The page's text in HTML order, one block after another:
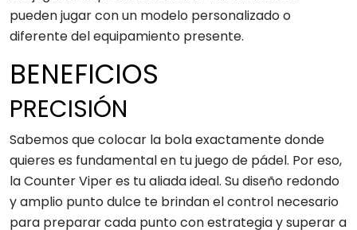
pueden jugar con un modelo personalizado o
diferente del equipamiento presente.
BENEFICIOS
PRECISIÓN
Sabemos que colocar la bola exactamente donde
quieres es fundamental en tu juego de pádel. Por eso,
la Counter Viper es tu aliada ideal. Su diseño redondo
y amplio punto dulce te brindan el control necesario
para preparar cada punto con estrategia y superar a